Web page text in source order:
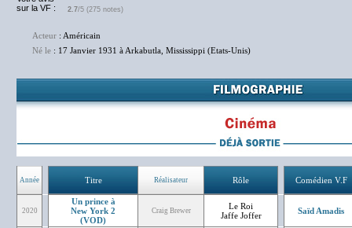
sur la VF :
2.7/5 (275 notes)
Acteur : Américain
Né le : 17 Janvier 1931 à Arkabutla, Mississippi (Etats-Unis)
Année Titre Réalisateur Rôle Comédien V.F
2020
Un prince à
New York 2
(VOD)
Craig Brewer
Le Roi
Jaffe Joffer
Saïd Amadis